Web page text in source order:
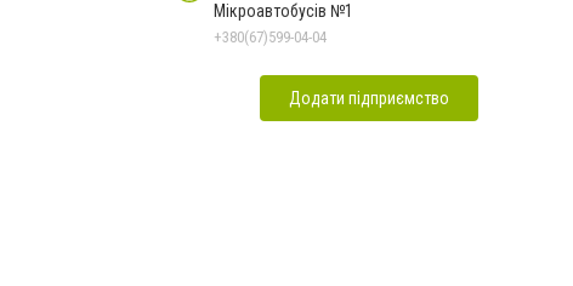
Мікроавтобусів №1
+380(67)599-04-04
Додати підприємство